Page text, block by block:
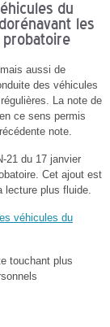
du
les
aussi de
des véhicules
La note de
ce sens permis
note.
21 du 17 janvier
Cet ajout est
lecture plus fluide.
véhicules du
touchant plus